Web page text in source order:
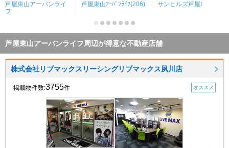
芦屋東山アーバンライ
フ
芦屋東山ｱｰﾊﾞﾝﾗｲﾌ(206) サンヒルズ芦屋I
芦屋東山アーバンライフ周辺が得意な不動産店舗
株式会社リブマックスリーシングリブマックス夙川店
掲載物件数:3755件 オススメ